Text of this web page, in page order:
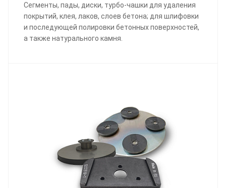
Сегменты, пады, диски, турбо-чашки для удаления
покрытий, клея, лаков, слоев бетона; для шлифовки
и последующей полировки бетонных поверхностей,
а также натурального камня.